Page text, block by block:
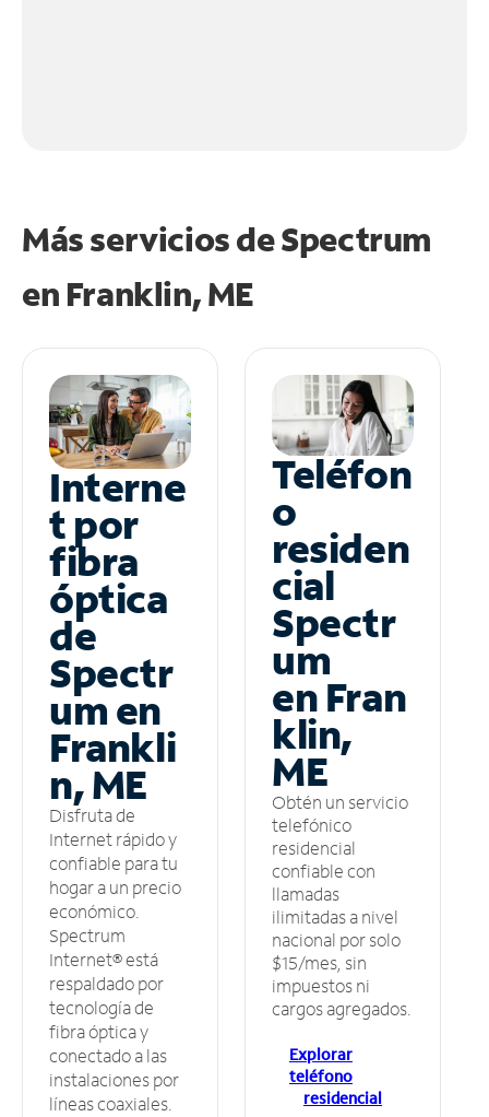
Más servicios de Spectrum
en Franklin, ME
Interne
t por
fibra
óptica
de
Spectr
um en
Frankli
n, ME
Disfruta de
Internet rápido y
confiable para tu
hogar a un precio
económico.
Spectrum
Internet® está
respaldado por
tecnología de
fibra óptica y
conectado a las
instalaciones por
líneas coaxiales.
Teléfon
o
residen
cial
Spectr
um
en Fran
klin,
ME
Obtén un servicio
telefónico
residencial
confiable con
llamadas
ilimitadas a nivel
nacional por solo
$15/mes, sin
impuestos ni
cargos agregados.
Explorar
teléfono
residencial